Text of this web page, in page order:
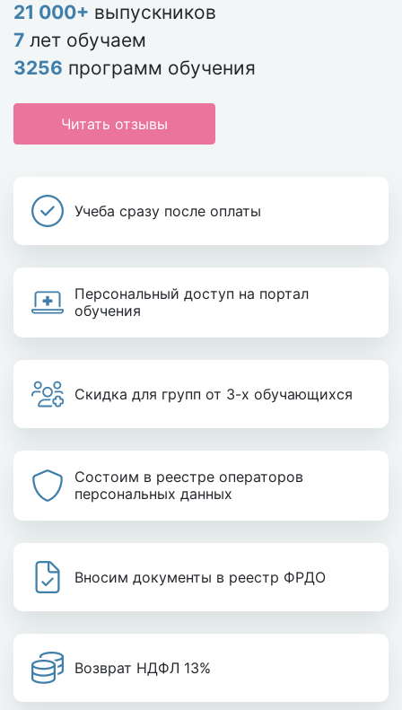
21 000+ выпускников
7 лет обучаем
3256 программ обучения
Читать отзывы
Учеба сразу после оплаты
Персональный доступ на портал
обучения
Скидка для групп от 3-х обучающихся
Состоим в реестре операторов
персональных данных
Вносим документы в реестр ФРДО
Возврат НДФЛ 13%